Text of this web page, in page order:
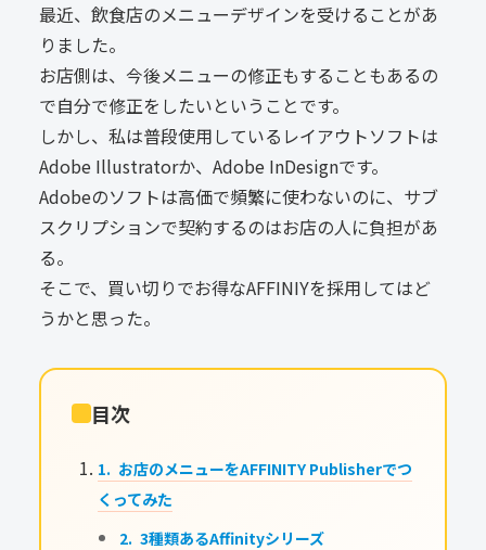
最近、飲食店のメニューデザインを受けることがあ
りました。
お店側は、今後メニューの修正もすることもあるの
で自分で修正をしたいということです。
しかし、私は普段使用しているレイアウトソフトは
Adobe Illustratorか、Adobe InDesignです。
Adobeのソフトは高価で頻繁に使わないのに、サブ
スクリプションで契約するのはお店の人に負担があ
る。
そこで、買い切りでお得なAFFINIYを採用してはど
うかと思った。
目次
お店のメニューをAFFINITY Publisherでつ
くってみた
3種類あるAffinityシリーズ